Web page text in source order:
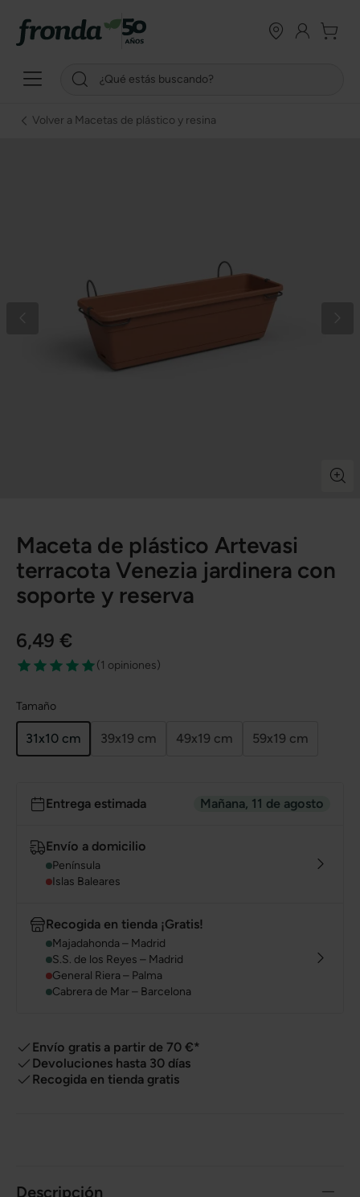
Volver a Macetas de plástico y resina
Maceta de plástico Artevasi
terracota Venezia jardinera con
soporte y reserva
6,49 €
(1 opiniones)
Tamaño
31x10 cm 39x19 cm 49x19 cm 59x19 cm
Entrega estimada Mañana, 11 de agosto
Envío a domicilio
Península
Islas Baleares
Recogida en tienda ¡Gratis!
Majadahonda – Madrid
S.S. de los Reyes – Madrid
General Riera – Palma
Cabrera de Mar – Barcelona
Envío gratis a partir de 70 €*
Devoluciones hasta 30 días
Recogida en tienda gratis
Descripción